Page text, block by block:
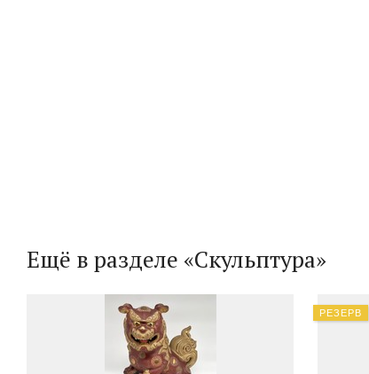
Ещё в разделе «Скульптура»
РЕЗЕРВ